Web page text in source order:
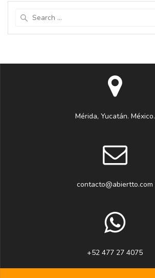
Mérida, Yucatán. México.
contacto@abiertto.com
+52 477 27 4075